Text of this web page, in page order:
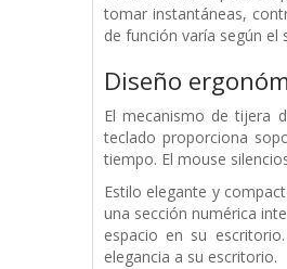
tomar instantáneas,
de función varía según el
Diseño
El mecanismo de tijera
teclado proporciona
tiempo. El mouse
Estilo elegante y
una sección numérica
espacio en su
elegancia a su escritorio.